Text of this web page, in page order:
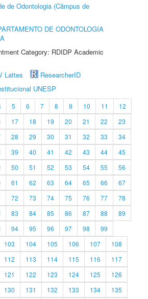
de Odontologia (Câmpus de
DE ODONTOLOGIA
Category: RDIDP Academic
Lattes
ResearcherID
UNESP
5 6 7 8 9 10 11
12
17 18 19 20 21 22
23
28 29 30 31 32 33
34
39 40 41 42 43 44
45
50 51 52 53 54 55
56
61 62 63 64 65 66
67
72 73 74 75 76 77
78
83 84 85 86 87 88
89
94 95 96 97 98
99
103 104 105 106 107
108
112 113 114 115 116
117
121 122 123 124 125
126
130 131 132 133 134
135